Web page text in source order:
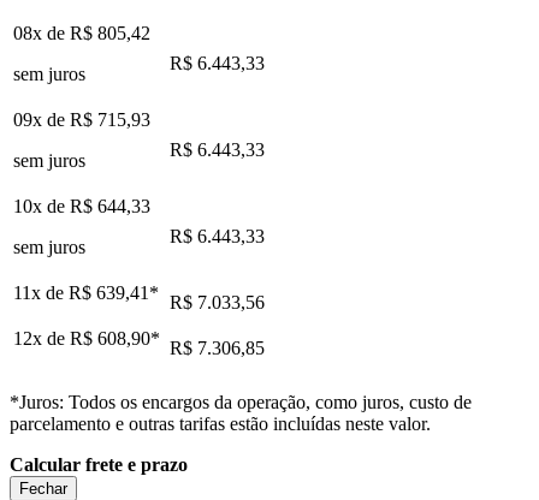
08x de R$ 805,42
sem juros
R$ 6.443,33
09x de R$ 715,93
sem juros
R$ 6.443,33
10x de R$ 644,33
sem juros
R$ 6.443,33
11x de R$ 639,41* R$ 7.033,56
12x de R$ 608,90* R$ 7.306,85
*Juros: Todos os encargos da operação, como juros, custo de
parcelamento e outras tarifas estão incluídas neste valor.
Calcular frete e prazo
Fechar